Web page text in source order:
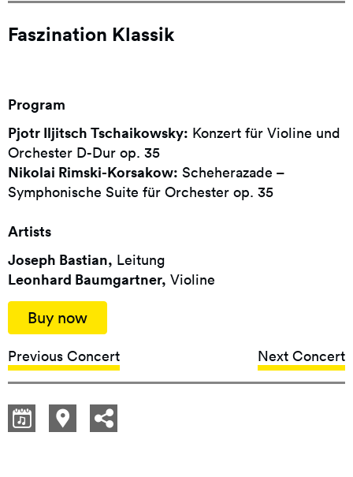
Faszination Klassik
Program
Pjotr Iljitsch Tschaikowsky: Konzert für Violine und
Orchester D-Dur op. 35
Nikolai Rimski-Korsakow: Scheherazade –
Symphonische Suite für Orchester op. 35
Artists
Joseph Bastian, Leitung
Leonhard Baumgartner, Violine
Buy now
Previous Concert Next Concert